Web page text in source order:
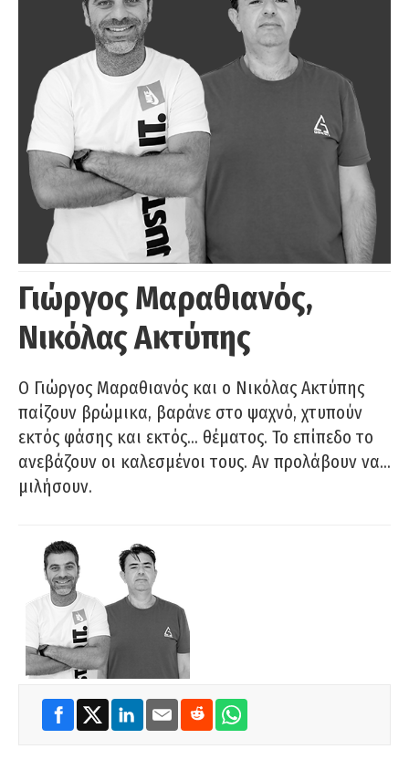
Γιώργος Μαραθιανός,
Νικόλας Ακτύπης
Ο Γιώργος Μαραθιανός και ο Νικόλας Ακτύπης
παίζουν βρώμικα, βαράνε στο ψαχνό, χτυπούν
εκτός φάσης και εκτός… θέματος. Το επίπεδο το
ανεβάζουν οι καλεσμένοι τους. Αν προλάβουν να…
μιλήσουν.